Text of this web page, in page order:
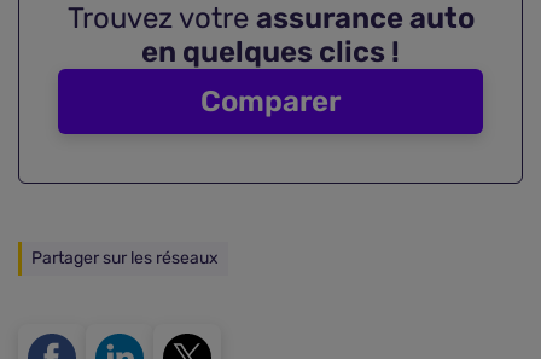
Trouvez votre assurance auto
en quelques clics !
Comparer
Partager sur les réseaux